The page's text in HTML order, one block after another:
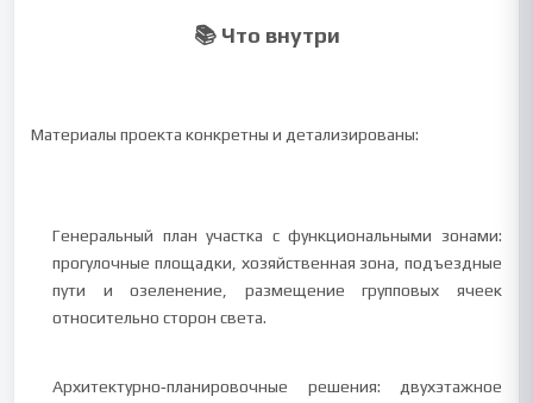
📚 Что внутри
Материалы проекта конкретны и детализированы:
Генеральный план участка с функциональными зонами:
прогулочные площадки, хозяйственная зона, подъездные
пути и озеленение, размещение групповых ячеек
относительно сторон света.
Архитектурно‑планировочные решения: двухэтажное